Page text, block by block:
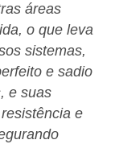
áreas
o que leva
sistemas,
e sadio
e suas
e